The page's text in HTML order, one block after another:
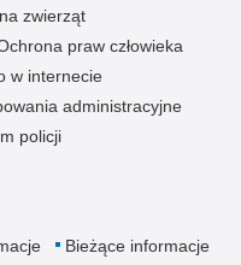
zwierząt
praw człowieka
w internecie
administracyjne
policji
Bieżące informacje